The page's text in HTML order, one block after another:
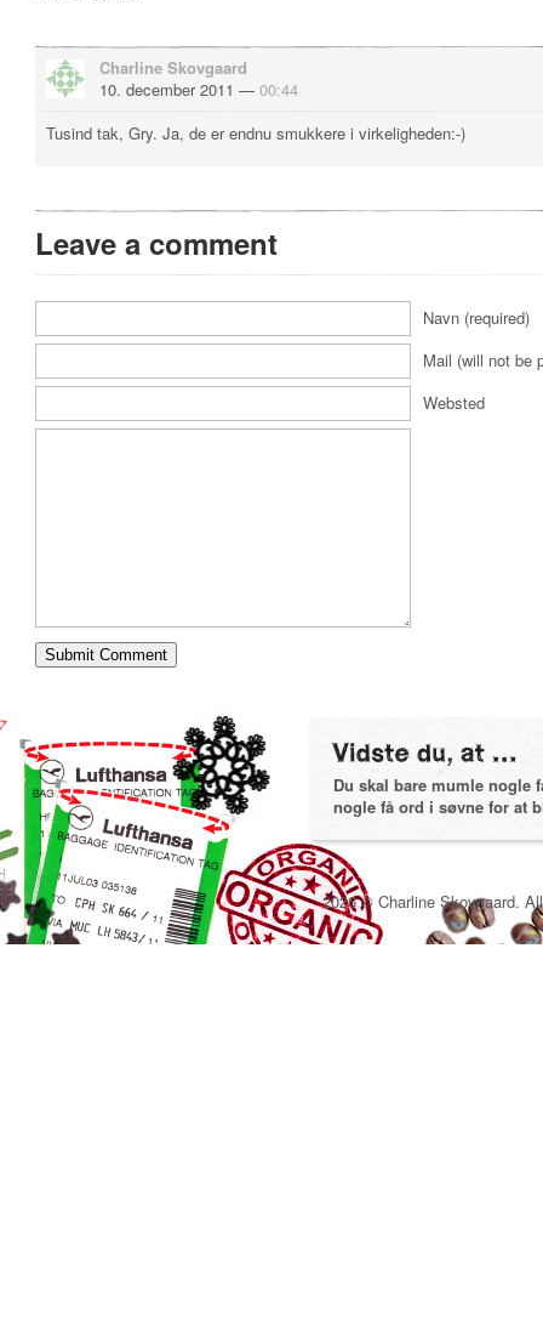
Charline Skovgaard
10. december 2011 — 00:44
Tusind tak, Gry. Ja, de er endnu smukkere i virkeligheden:-)
Leave a comment
Navn (required)
Mail (will not be
Websted
Du skal bare mumle nogle
nogle få ord i søvne for at
2026 © Charline Skovgaard.